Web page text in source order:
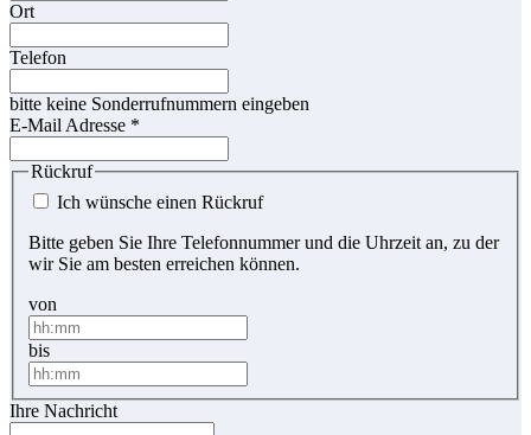
Ort
Telefon
bitte keine Sonderrufnummern eingeben
E-Mail Adresse *
Rückruf
Ich wünsche einen Rückruf
Bitte geben Sie Ihre Telefonnummer und die Uhrzeit an, zu der
wir Sie am besten erreichen können.
von
bis
Ihre Nachricht